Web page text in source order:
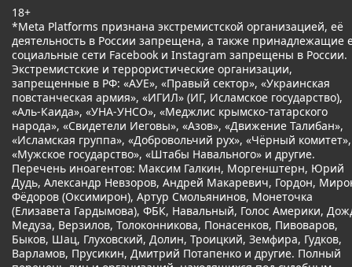
18+
*Meta Platforms признана экстремистской организацией, её
деятельность в России запрещена, а также принадлежащие
социальные сети Facebook и Instagram запрещены в России.
Экстремистские и террористические организации,
запрещенные в РФ: «АУЕ», «Правый сектор», «Украинская
повстанческая армия», «ИГИЛ» (ИГ, Исламское государство),
«Аль-Каида», «УНА-УНСО», «Меджлис крымско-татарского
народа», «Свидетели Иеговы», «Азов», «Движение Талибан»,
«Исламская группа», «Добровольчий рух», «Чёрный комитет»,
«Мужское государство», «Штабы Навального» и другие.
Перечень иноагентов: Максим Галкин, Моргенштерн, Юрий
Дудь, Александр Невзоров, Андрей Макаревич, Гордон,
Фёдоров (Оксимирон), Артур Смольянинов, Монеточка
(Елизавета Гардымова), ФБК, Навальный, Голос Америки,
Медуза, Верзилов, Толоконникова, Понасенков, Пивоваров,
Быков, Шац, Глуховский, Долин, Троицкий, Земфира, Гудков,
Варламов, Прусикин, Дмитрий Потапенко и другие. Полный